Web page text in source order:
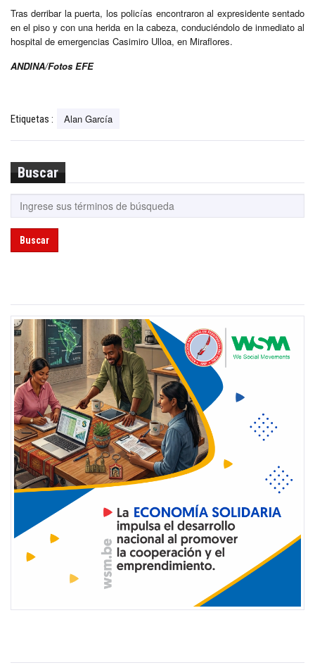
Tras derribar la puerta, los policías encontraron al expresidente sentado
en el piso y con una herida en la cabeza, conduciéndolo de inmediato al
hospital de emergencias Casimiro Ulloa, en Miraflores.
ANDINA/Fotos EFE
Etiquetas : Alan García
Buscar
Buscar